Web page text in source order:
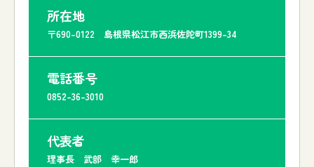
所在地
〒690-0122 島根県松江市西浜佐陀町1399-34
電話番号
0852-36-3010
代表者
理事長 武部 幸一郎